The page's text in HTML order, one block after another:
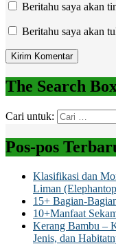
Beritahu saya akan
Beritahu saya akan
The Search
Cari untuk:
Pos-pos
Klasifikasi dan
Liman
15+ Bagian-
10+Manfaat
Kerang Bambu –
Jenis, dan